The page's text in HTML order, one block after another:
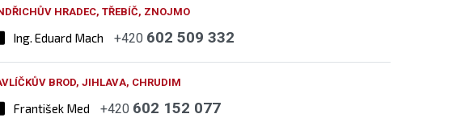
Ing. Eduard Mach
HRADEC, TŘEBÍČ, ZNOJMO
+420 602 509 332
František Med
BROD, JIHLAVA, CHRUDIM
+420 602 152 077